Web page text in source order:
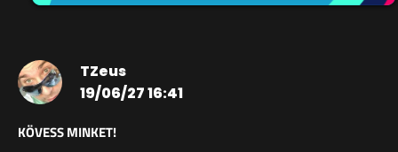
TZeus
19/06/27 16:41
KÖVESS MINKET!